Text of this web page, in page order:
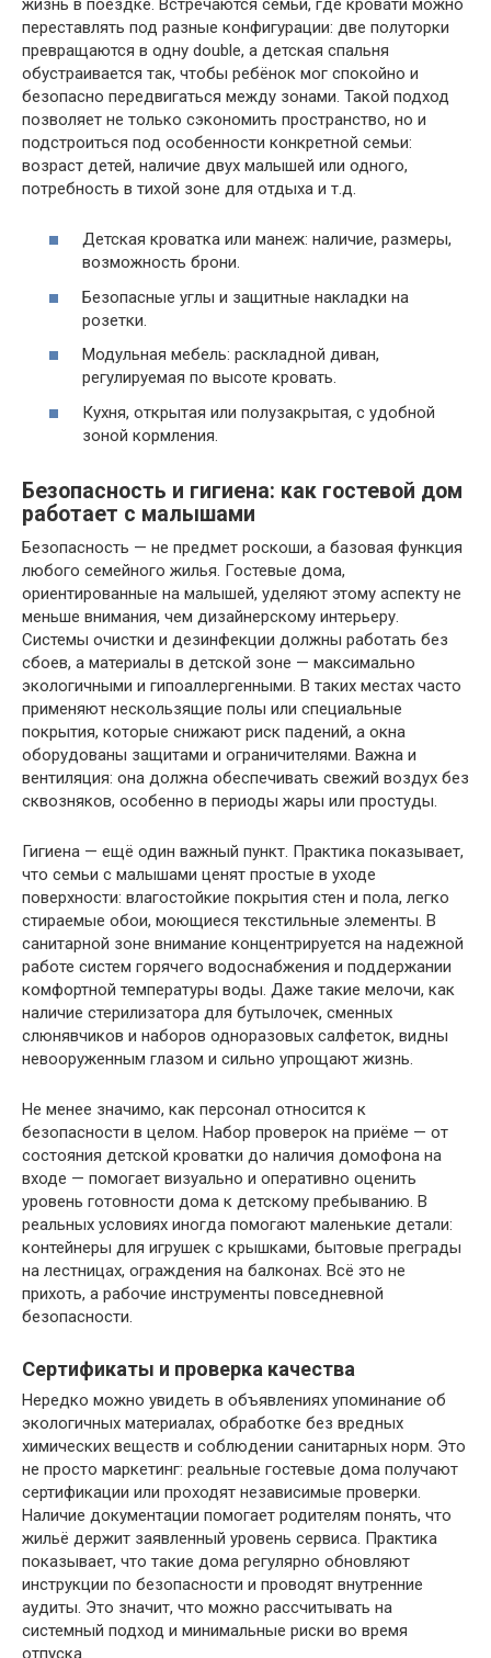
жизнь в поездке. Встречаются семьи, где кровати можно
переставлять под разные конфигурации: две полуторки
превращаются в одну double, а детская спальня
обустраивается так, чтобы ребёнок мог спокойно и
безопасно передвигаться между зонами. Такой подход
позволяет не только сэкономить пространство, но и
подстроиться под особенности конкретной семьи:
возраст детей, наличие двух малышей или одного,
потребность в тихой зоне для отдыха и т.д.
Детская кроватка или манеж: наличие, размеры,
возможность брони.
Безопасные углы и защитные накладки на
розетки.
Модульная мебель: раскладной диван,
регулируемая по высоте кровать.
Кухня, открытая или полузакрытая, с удобной
зоной кормления.
Безопасность и гигиена: как гостевой дом
работает с малышами
Безопасность — не предмет роскоши, а базовая функция
любого семейного жилья. Гостевые дома,
ориентированные на малышей, уделяют этому аспекту не
меньше внимания, чем дизайнерскому интерьеру.
Системы очистки и дезинфекции должны работать без
сбоев, а материалы в детской зоне — максимально
экологичными и гипоаллергенными. В таких местах часто
применяют нескользящие полы или специальные
покрытия, которые снижают риск падений, а окна
оборудованы защитами и ограничителями. Важна и
вентиляция: она должна обеспечивать свежий воздух без
сквозняков, особенно в периоды жары или простуды.
Гигиена — ещё один важный пункт. Практика показывает,
что семьи с малышами ценят простые в уходе
поверхности: влагостойкие покрытия стен и пола, легко
стираемые обои, моющиеся текстильные элементы. В
санитарной зоне внимание концентрируется на надежной
работе систем горячего водоснабжения и поддержании
комфортной температуры воды. Даже такие мелочи, как
наличие стерилизатора для бутылочек, сменных
слюнявчиков и наборов одноразовых салфеток, видны
невооруженным глазом и сильно упрощают жизнь.
Не менее значимо, как персонал относится к
безопасности в целом. Набор проверок на приёме — от
состояния детской кроватки до наличия домофона на
входе — помогает визуально и оперативно оценить
уровень готовности дома к детскому пребыванию. В
реальных условиях иногда помогают маленькие детали:
контейнеры для игрушек с крышками, бытовые преграды
на лестницах, ограждения на балконах. Всё это не
прихоть, а рабочие инструменты повседневной
безопасности.
Сертификаты и проверка качества
Нередко можно увидеть в объявлениях упоминание об
экологичных материалах, обработке без вредных
химических веществ и соблюдении санитарных норм. Это
не просто маркетинг: реальные гостевые дома получают
сертификации или проходят независимые проверки.
Наличие документации помогает родителям понять, что
жильё держит заявленный уровень сервиса. Практика
показывает, что такие дома регулярно обновляют
инструкции по безопасности и проводят внутренние
аудиты. Это значит, что можно рассчитывать на
системный подход и минимальные риски во время
отпуска.